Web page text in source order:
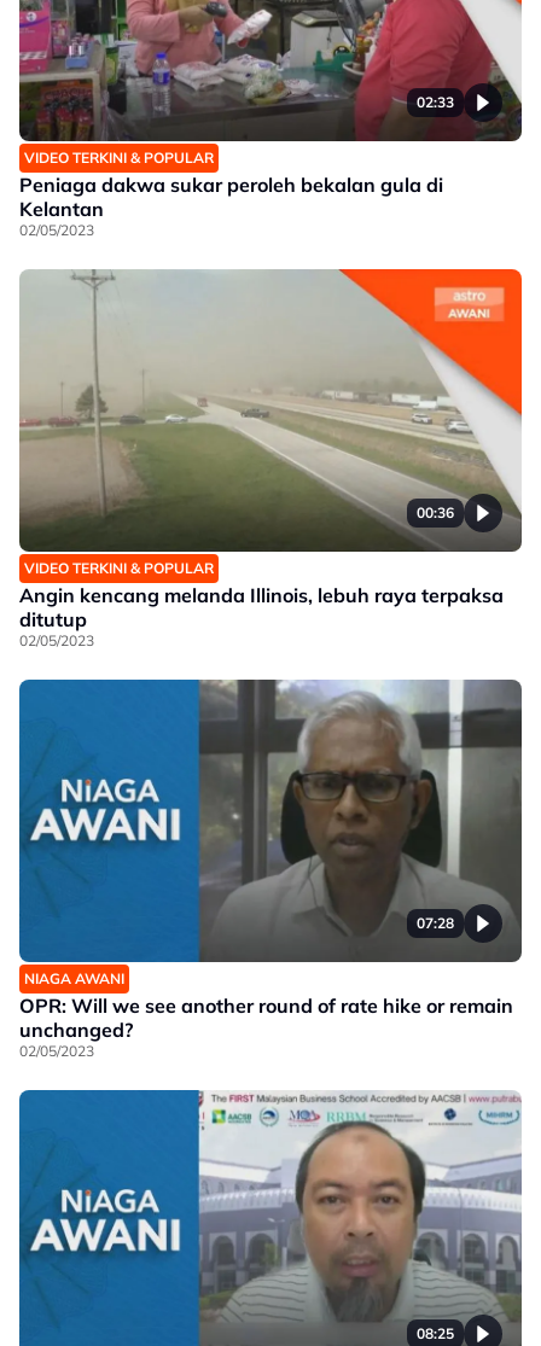
02:33
VIDEO TERKINI & POPULAR
Peniaga dakwa sukar peroleh bekalan gula di
Kelantan
02/05/2023
00:36
VIDEO TERKINI & POPULAR
Angin kencang melanda Illinois, lebuh raya terpaksa
ditutup
02/05/2023
07:28
NIAGA AWANI
OPR: Will we see another round of rate hike or remain
unchanged?
02/05/2023
08:25